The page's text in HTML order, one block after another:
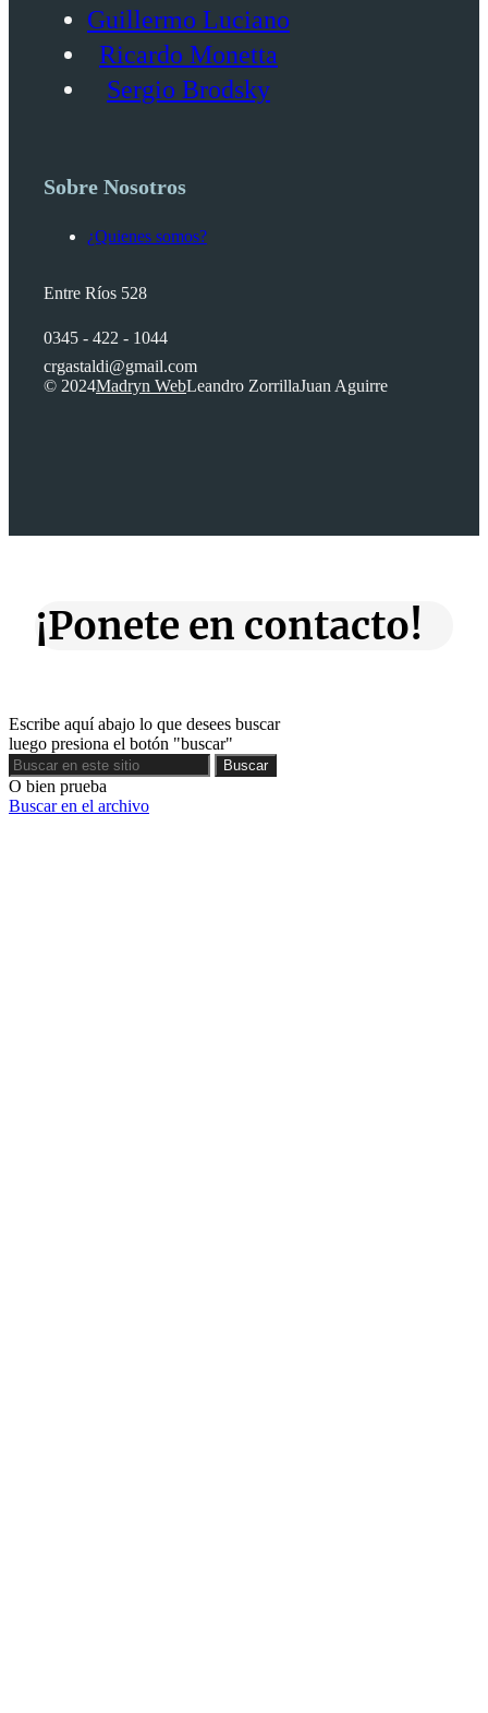
Guillermo Luciano
Ricardo Monetta
Sergio Brodsky
Sobre Nosotros
¿Quienes somos?
Entre Ríos 528
0345 - 422 - 1044
crgastaldi@gmail.com
© 2024Madryn WebLeandro ZorrillaJuan Aguirre
¡Ponete en contacto!
Escribe aquí abajo lo que desees buscar
luego presiona el botón "buscar"
Buscar
Buscar
O bien prueba
Buscar en el archivo